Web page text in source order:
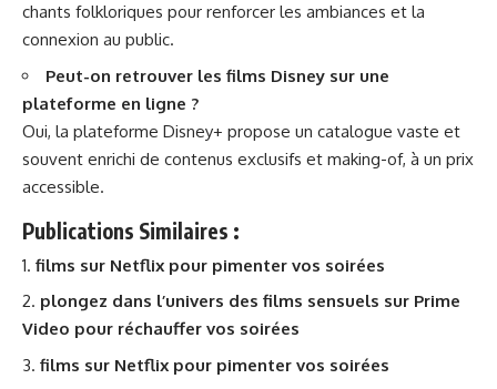
chants folkloriques pour renforcer les ambiances et la
connexion au public.
Peut-on retrouver les films Disney sur une
plateforme en ligne ?
Oui, la plateforme Disney+ propose un catalogue vaste et
souvent enrichi de contenus exclusifs et making-of, à un prix
accessible.
Publications Similaires :
films sur Netflix pour pimenter vos soirées
plongez dans l’univers des films sensuels sur Prime
Video pour réchauffer vos soirées
films sur Netflix pour pimenter vos soirées